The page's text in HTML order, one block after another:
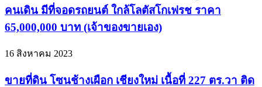
คนเดิน มีที่จอดรถยนต์ ใกล้โลตัสโกเฟรช ราคา
65,000,000 บาท (เจ้าของขายเอง)
16 สิงหาคม 2023
ขายที่ดิน โซนช้างเผือก เชียงใหม่ เนื้อที่ 227 ตร.วา ติด